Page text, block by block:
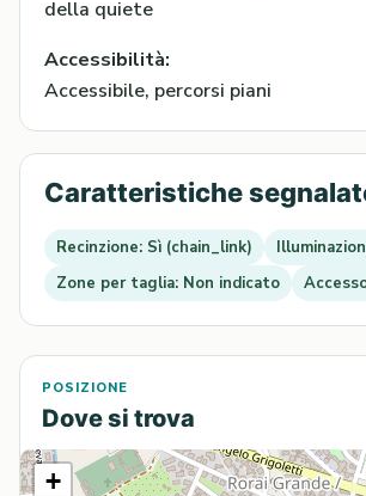
della quiete
Accessibilità:
Accessibile, percorsi piani
Caratteristiche
Recinzione: Sì (chain_link)
Zone per taglia: Non indicato
POSIZIONE
Dove si trova
+